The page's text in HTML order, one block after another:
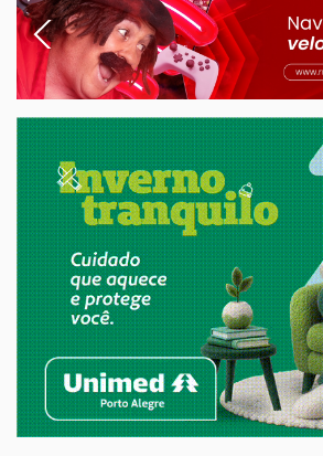
Previous